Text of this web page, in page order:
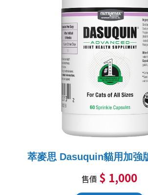
萃麥思 Dasuquin貓用加強
售價 $ 1,000